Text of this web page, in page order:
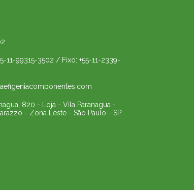
11-99315-3502 / Fixo: +55-11-2339-
820 - Loja - Vila Paranagua -
- Zona Leste - São Paulo - SP